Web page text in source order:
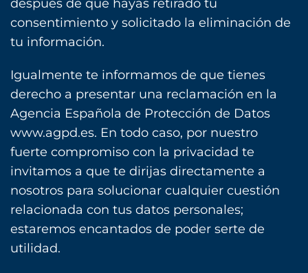
después de que hayas retirado tu
consentimiento y solicitado la eliminación de
tu información.
Igualmente te informamos de que tienes
derecho a presentar una reclamación en la
Agencia Española de Protección de Datos
www.agpd.es. En todo caso, por nuestro
fuerte compromiso con la privacidad te
invitamos a que te dirijas directamente a
nosotros para solucionar cualquier cuestión
relacionada con tus datos personales;
estaremos encantados de poder serte de
utilidad.